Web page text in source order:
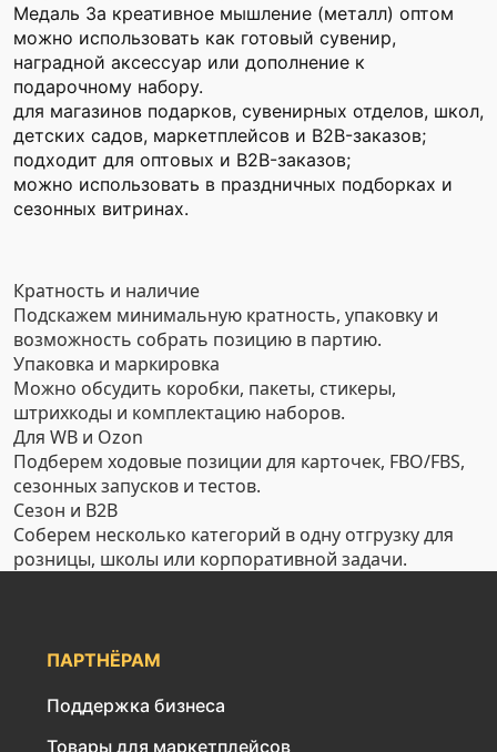
Медаль За креативное мышление (металл) оптом
можно использовать как готовый сувенир,
наградной аксессуар или дополнение к
подарочному набору.
для магазинов подарков, сувенирных отделов, школ,
детских садов, маркетплейсов и B2B-заказов;
подходит для оптовых и B2B-заказов;
можно использовать в праздничных подборках и
сезонных витринах.
Кратность и наличие
Подскажем минимальную кратность, упаковку и
возможность собрать позицию в партию.
Упаковка и маркировка
Можно обсудить коробки, пакеты, стикеры,
штрихкоды и комплектацию наборов.
Для WB и Ozon
Подберем ходовые позиции для карточек, FBO/FBS,
сезонных запусков и тестов.
Сезон и B2B
Соберем несколько категорий в одну отгрузку для
розницы, школы или корпоративной задачи.
ПАРТНЁРАМ
Поддержка бизнеса
Товары для маркетплейсов